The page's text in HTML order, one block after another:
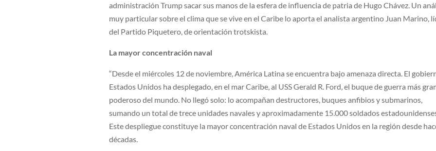
administración Trump sacar sus manos de la esfera de influencia de patria de Hugo Chávez. Un
muy particular sobre el clima que se vive en el Caribe lo aporta el analista argentino Juan Marino,
del Partido Piquetero, de orientación trotskista.
La mayor concentración naval
“Desde el miércoles 12 de noviembre, América Latina se encuentra bajo amenaza directa. El
Estados Unidos ha desplegado, en el mar Caribe, al USS Gerald R. Ford, el buque de guerra más
poderoso del mundo. No llegó solo: lo acompañan destructores, buques anfibios y submarinos,
sumando un total de trece unidades navales y aproximadamente 15.000 soldados
Este despliegue constituye la mayor concentración naval de Estados Unidos en la región desde
décadas.